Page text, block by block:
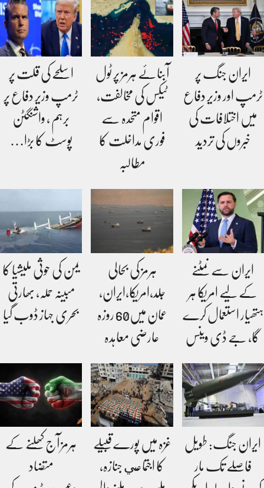
ایران جنگ پر
ٹرمپ اور وزیر دفاع
میں اختلافات کی
خبروں کی تردید
آبنائے ہرمز پر ٹول
ٹیکس کی مخالفت،
اقوام متحدہ سے
فوری مداخلت کا
مطالبہ
اسلحے کی قلت پر
ٹرمپ وزیر دفاع پر
برہم ، واشنگٹن
پوسٹ کا بڑا…
ایران سے نمٹنے
کے لیے امریکا ہر
ہتھیار استعمال کرے
گا، جے ڈی وینس
ہرمز کی بحالی
جلد،امریکا،ایران،
عمان میں60 روزہ
عارضی معاہدہ
یمن کی حوثی ملیشیا کا
مبینہ حملہ، بھارتی
بحری جہاز ڈوب گیا
ایران جنگ: طویل
فاصلے تک مار
غزہ میں پورے قبیلے
کا اجتماعي جنازہ،
ہرمز آج کھلنے کے
متضاد